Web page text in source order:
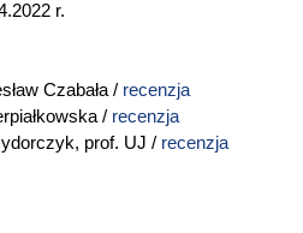
r.
Czabała / recenzja
/ recenzja
prof. UJ / recenzja